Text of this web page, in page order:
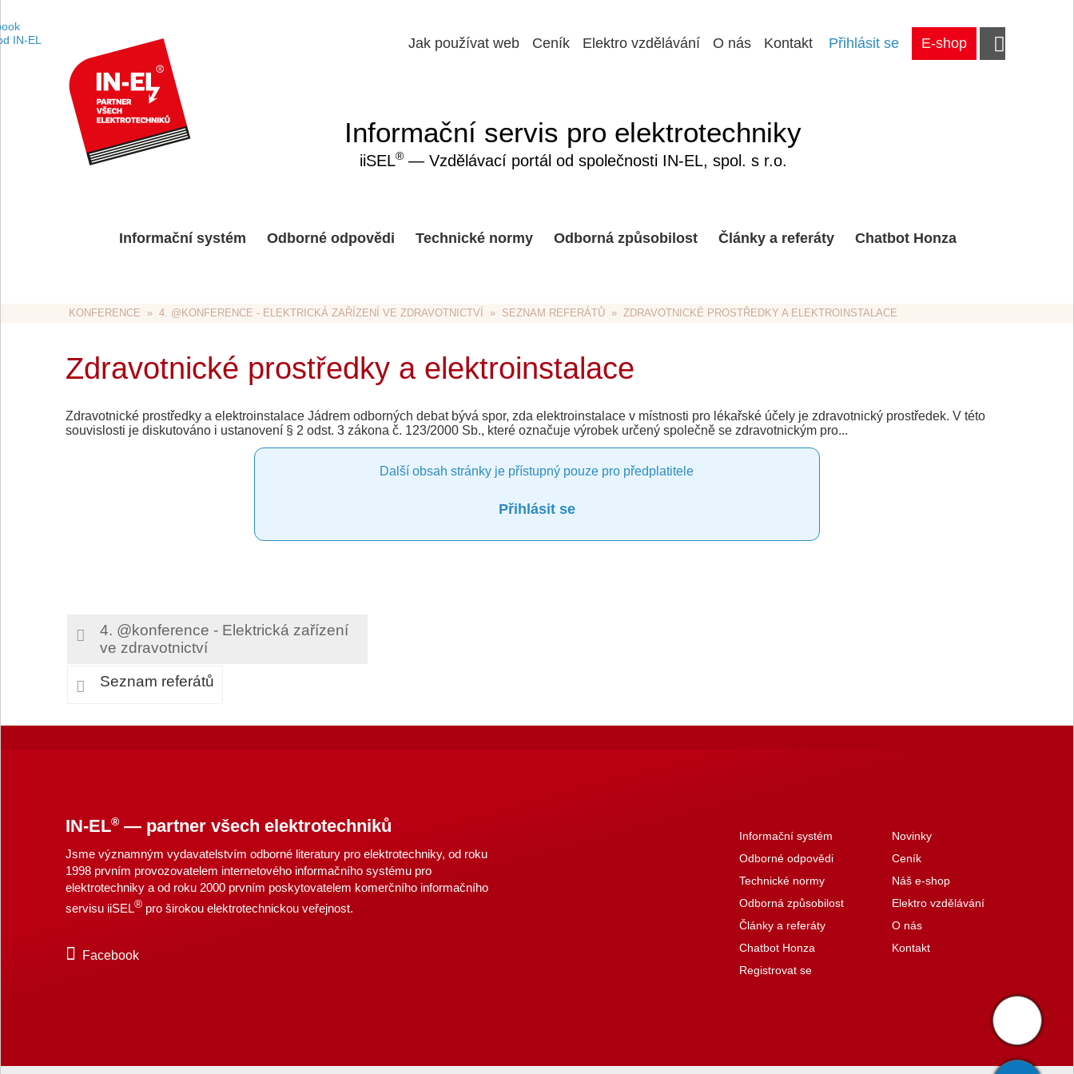
Přihlásit se E-shop
Jak používat web Ceník Elektro vzdělávání O nás Kontakt
Informační servis pro elektrotechniky
iiSEL®— Vzdělávací portál od společnosti IN-EL, spol. s r.o.
Informační systém Odborné odpovědi Technické normy Odborná způsobilost Články a referáty Chatbot Honza
KONFERENCE
  »
4. @KONFERENCE - ELEKTRICKÁ ZAŘÍZENÍ VE ZDRAVOTNICTVÍ
  »
SEZNAM REFERÁTŮ
  »  ZDRAVOTNICKÉ PROSTŘEDKY A ELEKTROINSTALACE
Zdravotnické prostředky a elektroinstalace
Zdravotnické prostředky a elektroinstalace Jádrem odborných debat bývá spor, zda elektroinstalace v místnosti pro lékařské účely je zdravotnický prostředek. V této
souvislosti je diskutováno i ustanovení § 2 odst. 3 zákona č. 123/2000 Sb., které označuje výrobek určený společně se zdravotnickým pro...
Další obsah stránky je přístupný pouze pro předplatitele
Přihlásit se
4. @konference - Elektrická zařízení
ve zdravotnictví
Seznam referátů
IN-EL®— partner všech elektrotechniků
Jsme významným vydavatelstvím odborné literatury pro elektrotechniky, od roku
1998 prvním provozovatelem internetového informačního systému pro
elektrotechniky a od roku 2000 prvním poskytovatelem komerčního informačního
servisu iiSEL®pro širokou elektrotechnickou veřejnost.
Facebook
Novinky
Ceník
Náš e-shop
Elektro vzdělávání
O nás
Kontakt
Informační systém
Odborné odpovědi
Technické normy
Odborná způsobilost
Články a referáty
Chatbot Honza
Registrovat se